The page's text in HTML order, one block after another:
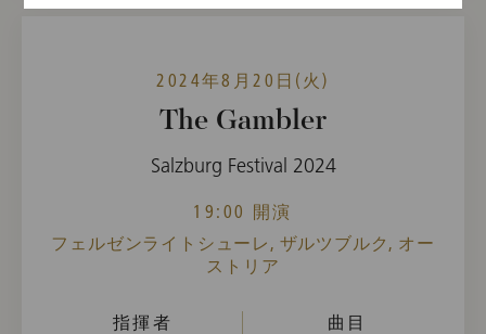
2024年8月20日(火)
The Gambler
Salzburg Festival 2024
19:00 開演
フェルゼンライトシューレ, ザルツブルク, オー
ストリア
指揮者
曲目